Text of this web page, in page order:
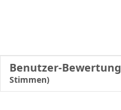
Benutzer-Bewertung
Stimmen)